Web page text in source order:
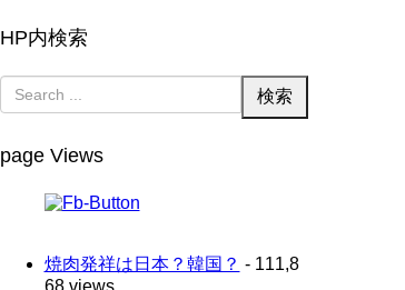
HP内検索
page Views
焼肉発祥は日本？韓国？ - 111,8
68 views